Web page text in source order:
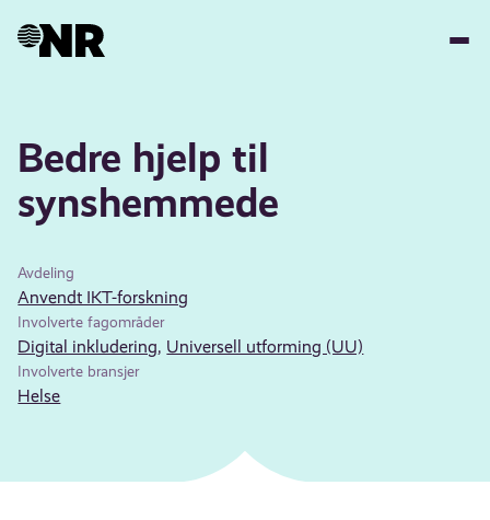
Bedre hjelp til
synshemmede
Avdeling
Anvendt IKT-forskning
Involverte fagområder
Digital inkludering, Universell utforming (UU)
Involverte bransjer
Helse